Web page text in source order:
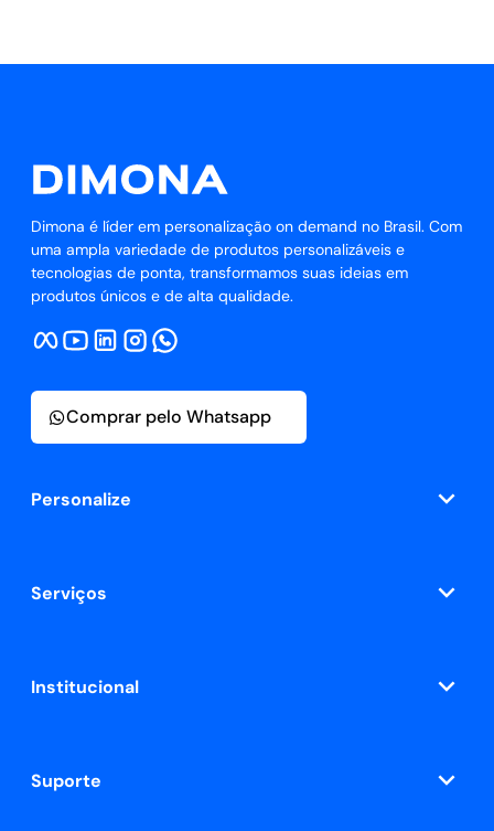
Dimona é líder em personalização on demand no Brasil. Com
uma ampla variedade de produtos personalizáveis e
tecnologias de ponta, transformamos suas ideias em
produtos únicos e de alta qualidade.
Personalize
Serviços
Institucional
Suporte
Comprar pelo Whatsapp